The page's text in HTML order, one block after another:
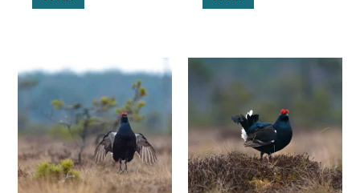
Hinnavahemik:
35,00 €
kuni
250,00 €
Sellel
tootel
on
mitu
varianti.
Valikuid
saab
teha
Hinnavahemik:
mitu
varianti.
Valikuid
saab
teha